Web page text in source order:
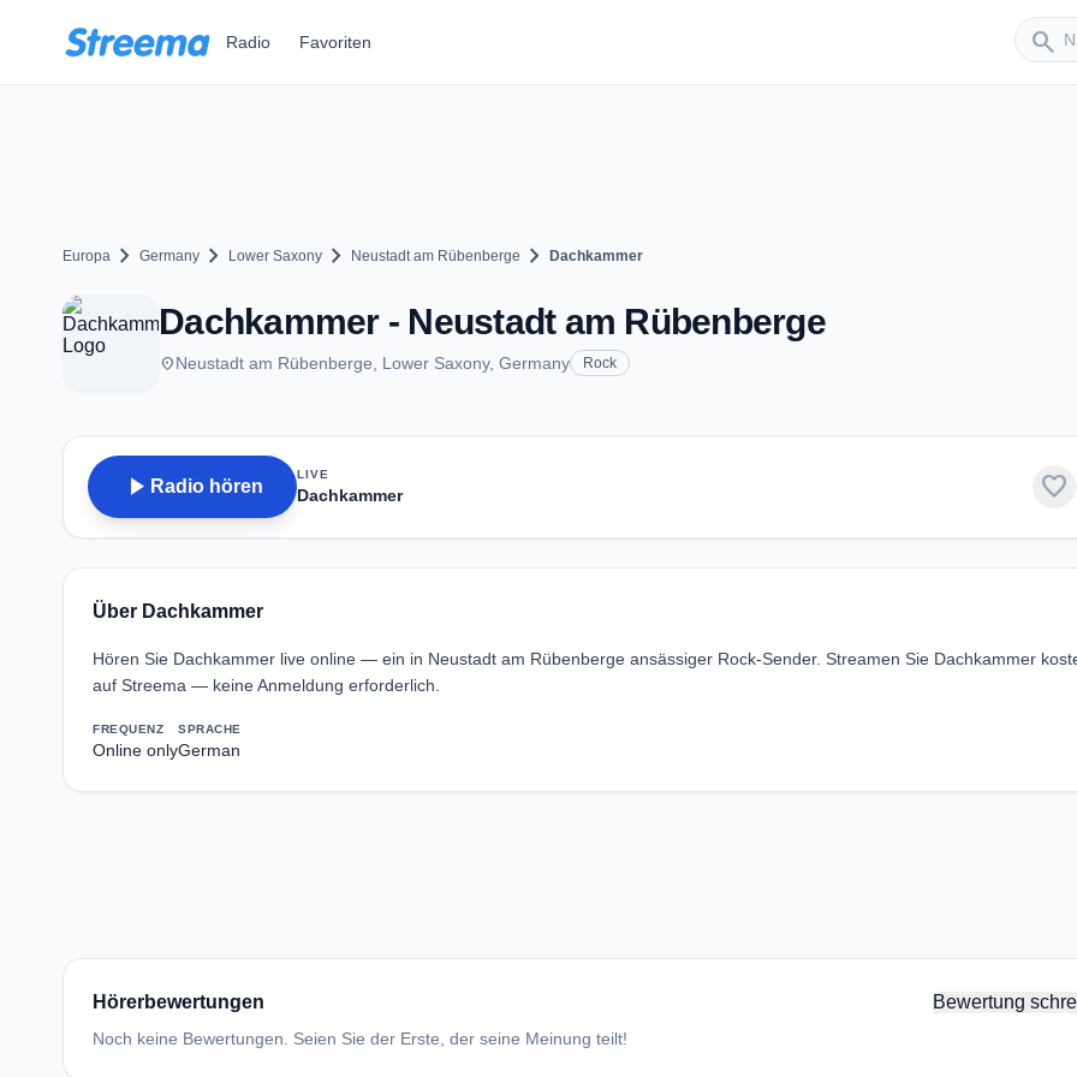
Radio Favoriten search
Sender
Europa chevron_right Germany chevron_right Lower Saxony chevron_right Neustadt am Rübenberge chevron_right Dachkammer
Dachkammer - Neustadt am Rübenberge
placeNeustadt am Rübenberge, Lower Saxony, Germany Rock
play_arrow Radio hören
LIVE
Dachkammer favorite
Über Dachkammer
Hören Sie Dachkammer live online — ein in Neustadt am Rübenberge ansässiger Rock-Sender. Streamen Sie Dachkammer
auf Streema — keine Anmeldung erforderlich.
FREQUENZ
Online only
SPRACHE
German
Hörerbewertungen Bewertung
Noch keine Bewertungen. Seien Sie der Erste, der seine Meinung teilt!